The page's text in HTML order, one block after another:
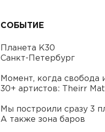
СОБЫТИЕ
Планета К30
Санкт-Петербург
Момент, когда свобода
30+ артистов: Theirr
Мы построили сразу 3
А также зона баров